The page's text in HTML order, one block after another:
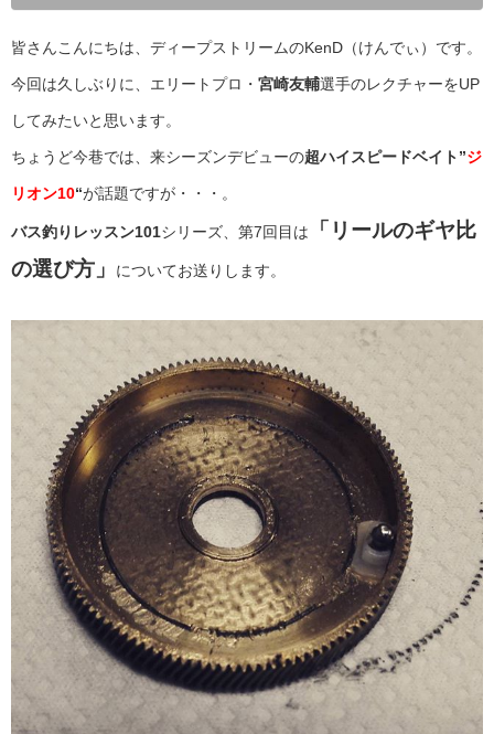
皆さんこんにちは、ディープストリームのKenD（けんでぃ）です。
今回は久しぶりに、エリートプロ・ 宮崎友輔選手のレクチャーをUP
してみたいと思います。
ちょうど今巷では、来シーズンデビューの超ハイスピードベイト”ジ
リオン10“が話題ですが・・・。
バス釣りレッスン101シリーズ、第7回目は
「リールのギヤ比
の選び方」
についてお送りします。